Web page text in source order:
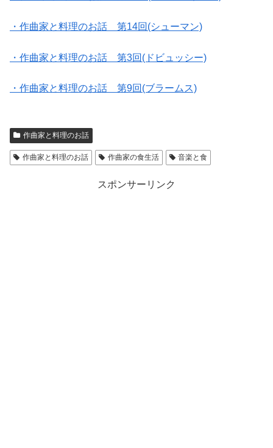
・作曲家と料理のお話 第14回(シューマン)
・作曲家と料理のお話 第3回(ドビュッシー)
・作曲家と料理のお話 第9回(ブラームス)
作曲家と料理のお話
作曲家と料理のお話 作曲家の食生活 音楽と食
スポンサーリンク